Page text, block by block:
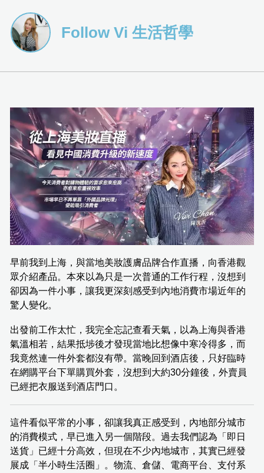
Follow Vi 生活哲學
早前我到上海，與當地美妝護膚品牌合作直播，向香港觀
眾介紹產品。本來以為只是一次普通的工作行程，沒想到
卻因為一件小事，讓我更深刻感受到內地消費市場近年的
驚人變化。
出發前工作太忙，我完全忘記查看天氣，以為上海與香港
氣溫相若，結果抵埗後才發現當地比想像中寒冷得多，而
我竟然連一件外套都沒有帶。當晚回到酒店後，只好臨時
在網購平台下單購買外套，沒想到大約30分鐘後，外賣員
已經把衣服送到酒店門口。
這件看似平常的小事，卻讓我真正感受到，內地部分城市
的消費模式，早已進入另一個階段。過去我們認為「即日
送貨」已經十分高效，但現在不少內地城市，其實已經發
展成「半小時生活圈」。物流、倉儲、電商平台、支付系